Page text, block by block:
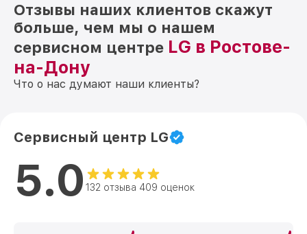
Отзывы наших клиентов скажут
больше, чем мы о нашем
сервисном центре LG в Ростове-
на-Дону
Что о нас думают наши клиенты?
Сервисный центр LG
5.0 132 отзыва 409 оценок